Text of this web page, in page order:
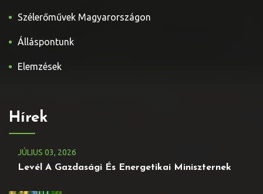
Szélerőművek Magyarországon
Álláspontunk
Elemzések
Hírek
JÚLIUS 03, 2026
Levél A Gazdasági És Energetikai Miniszternek